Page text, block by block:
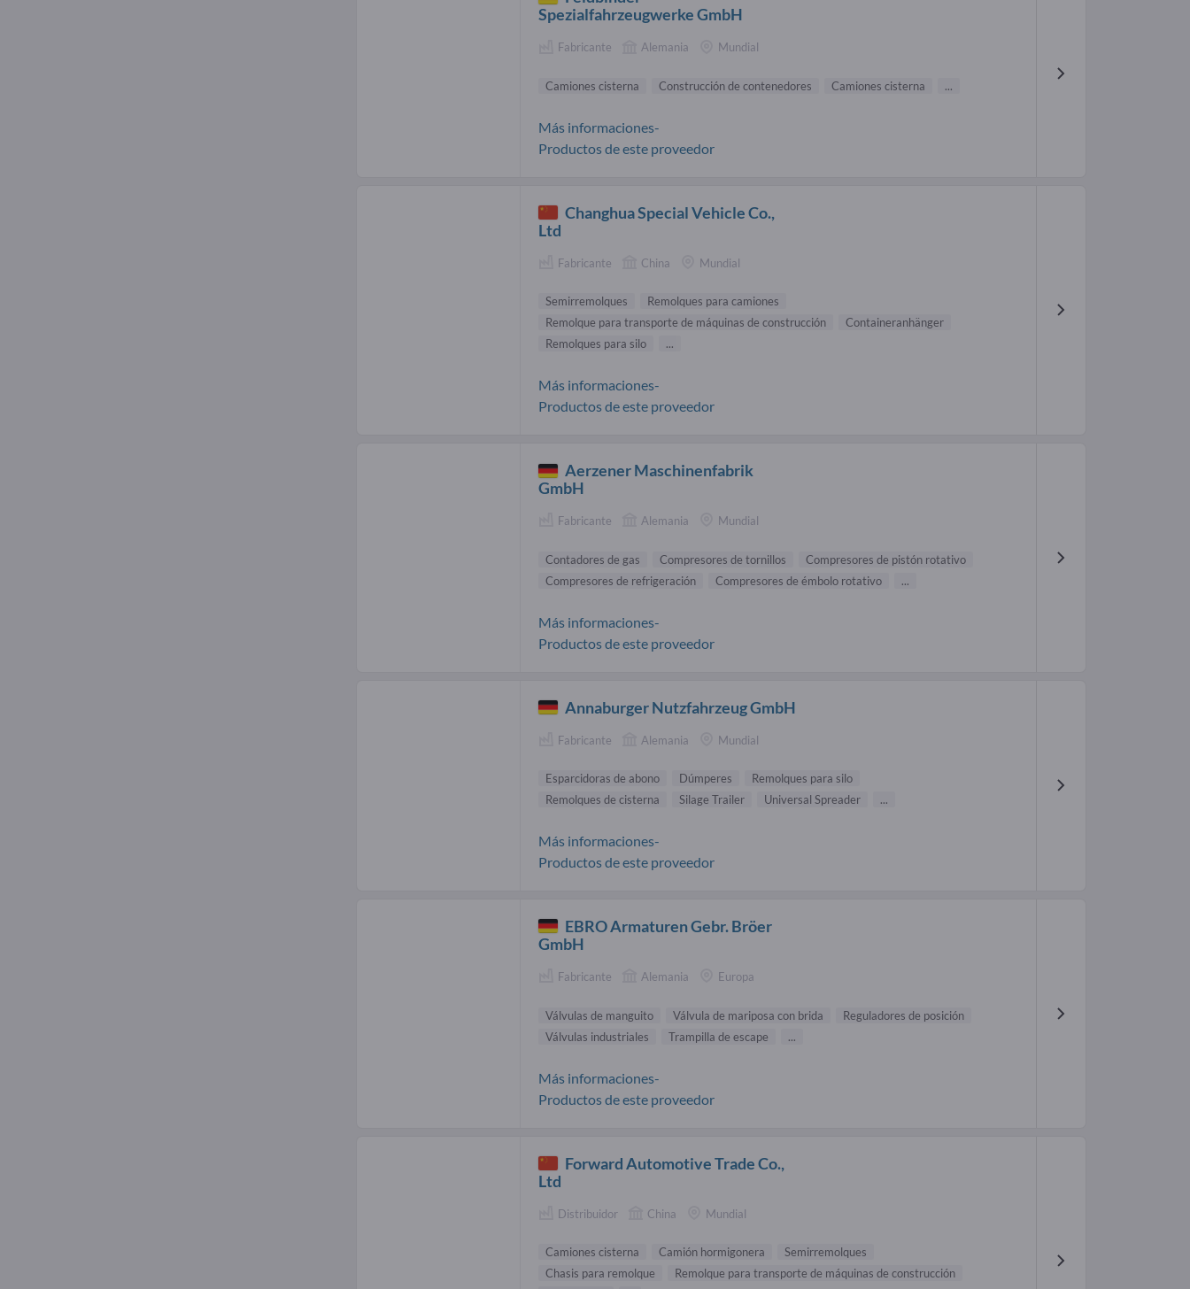
Spezialfahrzeugwerke GmbH
Fabricante Alemania Mundial
Camiones cisterna Construcción de contenedores Camiones cisterna ...
Más informaciones-
Productos de este proveedor
Changhua Special Vehicle Co.,
Ltd
Fabricante China Mundial
Semirremolques
Remolques para camiones
Remolque para transporte de máquinas de construcción
Containeranhänger
Remolques para silo
...
Más informaciones-
Productos de este proveedor
Aerzener Maschinenfabrik
GmbH
Fabricante Alemania Mundial
Contadores de gas Compresores de tornillos
Compresores de pistón rotativo
Compresores de refrigeración
Compresores de émbolo rotativo ...
Más informaciones-
Productos de este proveedor
Annaburger Nutzfahrzeug GmbH
Fabricante Alemania Mundial
Esparcidoras de abono Dúmperes
Remolques para silo
Remolques de cisterna
Silage Trailer Universal Spreader ...
Más informaciones-
Productos de este proveedor
EBRO Armaturen Gebr. Bröer
GmbH
Fabricante Alemania Europa
Válvulas de manguito Válvula de mariposa con brida
Reguladores de posición
Válvulas industriales
Trampilla de escape ...
Más informaciones-
Productos de este proveedor
Forward Automotive Trade Co.,
Ltd
Distribuidor China Mundial
Camiones cisterna Camión hormigonera
Semirremolques
Chasis para remolque
Remolque para transporte de máquinas de construcción